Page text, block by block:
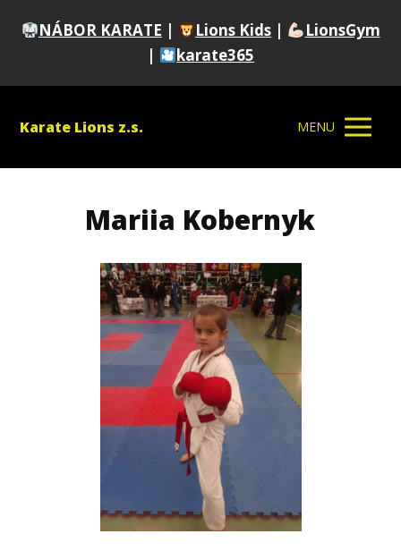
NÁBOR KARATE | Lions Kids |
LionsGym
|
karate365
Karate Lions z.s. MENU
Mariia Kobernyk